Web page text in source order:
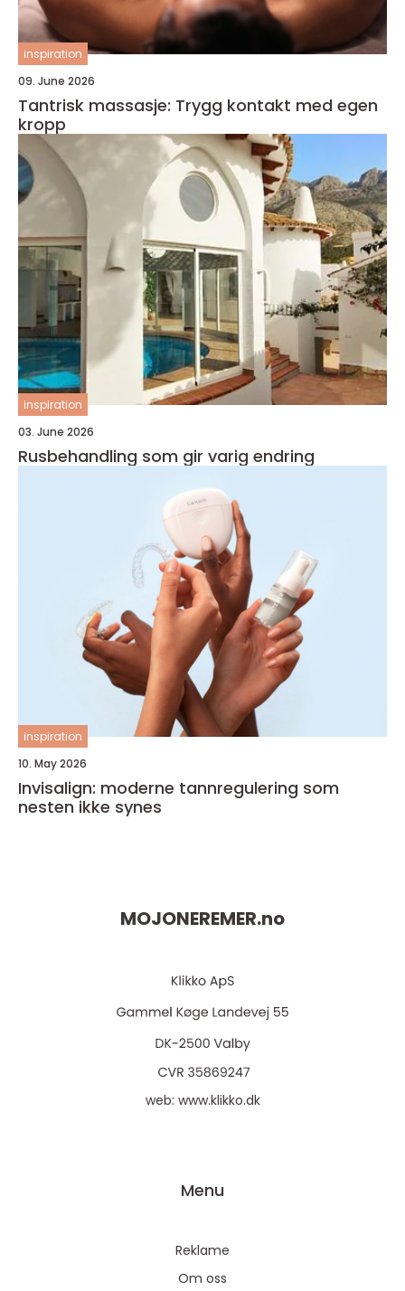
inspiration
09. June 2026
Tantrisk massasje: Trygg kontakt med egen
kropp
inspiration
03. June 2026
Rusbehandling som gir varig endring
inspiration
10. May 2026
Invisalign: moderne tannregulering som
nesten ikke synes
MOJONEREMER.no
web: www.klikko.dk
Menu
Reklame
Om oss